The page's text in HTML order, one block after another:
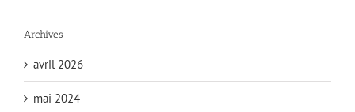
Archives
avril 2026
mai 2024